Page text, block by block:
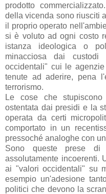
prodotto
della vicenda sono riusciti
il proprio operato
si è voluto ad ogni costo
istanza ideologica o
minacciosa dai
occidentali" cui le
tenute ad aderire, pena
terrorismo.
Le cose che
ostentata dai presidi e la
operata da certi
comportato in un
pressoché analoghe con
Sono queste prese di
assolutamente incoerenti.
ai "valori occidentali" su
esempio un'adesione
politici che devono la